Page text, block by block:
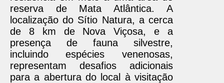
reserva de Mata Atlântica. A
localização do Sítio Natura, a cerca
de 8 km de Nova Viçosa, e a
presença de fauna silvestre,
incluindo espécies venenosas,
representam desafios adicionais
para a abertura do local à visitação